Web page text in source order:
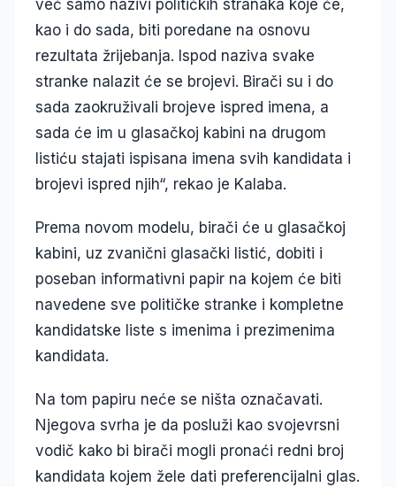
već samo nazivi političkih stranaka koje će,
kao i do sada, biti poredane na osnovu
rezultata žrijebanja. Ispod naziva svake
stranke nalazit će se brojevi. Birači su i do
sada zaokruživali brojeve ispred imena, a
sada će im u glasačkoj kabini na drugom
listiću stajati ispisana imena svih kandidata i
brojevi ispred njih“, rekao je Kalaba.
Prema novom modelu, birači će u glasačkoj
kabini, uz zvanični glasački listić, dobiti i
poseban informativni papir na kojem će biti
navedene sve političke stranke i kompletne
kandidatske liste s imenima i prezimenima
kandidata.
Na tom papiru neće se ništa označavati.
Njegova svrha je da posluži kao svojevrsni
vodič kako bi birači mogli pronaći redni broj
kandidata kojem žele dati preferencijalni glas.